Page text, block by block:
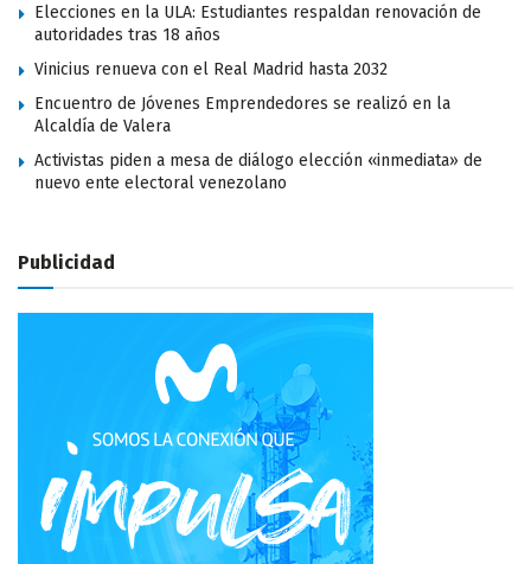
Elecciones en la ULA: Estudiantes respaldan renovación de
autoridades tras 18 años
Vinicius renueva con el Real Madrid hasta 2032
Encuentro de Jóvenes Emprendedores se realizó en la
Alcaldía de Valera
Activistas piden a mesa de diálogo elección «inmediata» de
nuevo ente electoral venezolano
Publicidad